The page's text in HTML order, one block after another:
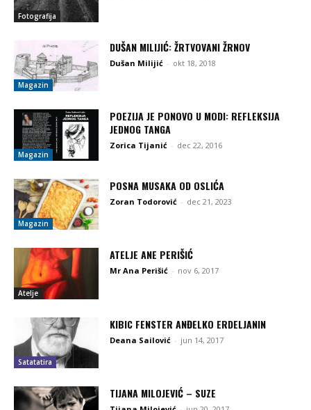
Fotografija
Magazin
DUŠAN MILIJIĆ: ŽRTVOVANI ŽRNOV
Dušan Milijić - okt 18, 2018
Magazin
POEZIJA JE PONOVO U MODI: REFLEKSIJA
JEDNOG TANGA
Zorica Tijanić - dec 22, 2016
Magazin
POSNA MUSAKA OD OSLIĆA
Zoran Todorović - dec 21, 2023
Atelje
ATELJE ANE PERIŠIĆ
Mr Ana Perišić - nov 6, 2017
Satatatira
KIBIC FENSTER ANĐELKO ERDELJANIN
Deana Sailović - jun 14, 2017
TIJANA MILOJEVIĆ – SUZE